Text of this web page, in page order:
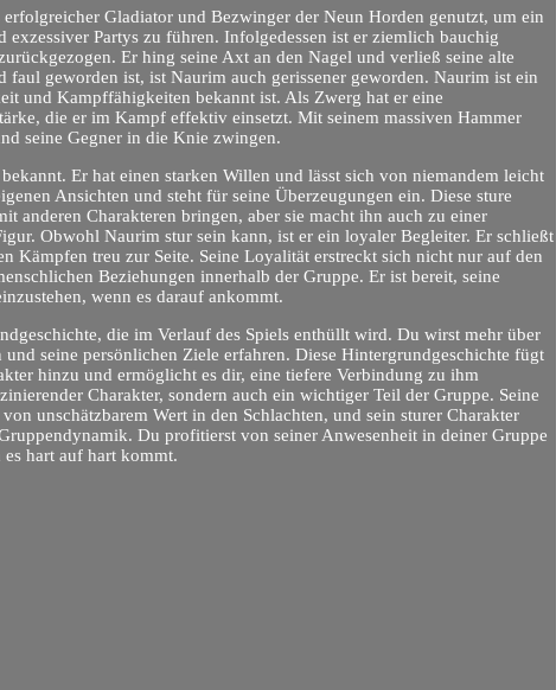
Gladiator und Bezwinger der Neun Horden genutzt, um ein
Partys zu führen. Infolgedessen ist er ziemlich bauchig
Er hing seine Axt an den Nagel und verließ seine alte
geworden ist, ist Naurim auch gerissener geworden​. Naurim ist ein
und Kampffähigkeiten bekannt ist. Als Zwerg hat er eine
die er im Kampf effektiv einsetzt. Mit seinem massiven Hammer
seine Gegner in die Knie zwingen.
Er hat einen starken Willen und lässt sich von niemandem leicht
Ansichten und steht für seine Überzeugungen ein. Diese sture
anderen Charakteren bringen, aber sie macht ihn auch zu einer
Obwohl Naurim stur sein kann, ist er ein loyaler Begleiter. Er schließt
Kämpfen treu zur Seite. Seine Loyalität erstreckt sich nicht nur auf den
Beziehungen innerhalb der Gruppe. Er ist bereit, seine
wenn es darauf ankommt.
die im Verlauf des Spiels enthüllt wird. Du wirst mehr über
seine persönlichen Ziele erfahren. Diese Hintergrundgeschichte fügt
hinzu und ermöglicht es dir, eine tiefere Verbindung zu ihm
Charakter, sondern auch ein wichtiger Teil der Gruppe. Seine
unschätzbarem Wert in den Schlachten, und sein sturer Charakter
Du profitierst von seiner Anwesenheit in deiner Gruppe
hart auf hart kommt.